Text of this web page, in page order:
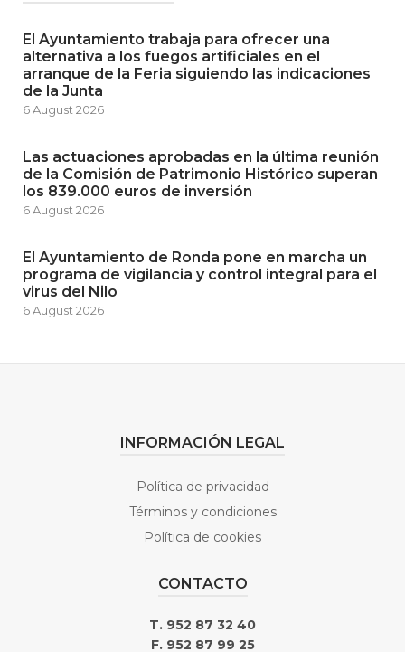
El Ayuntamiento trabaja para ofrecer una
alternativa a los fuegos artificiales en el
arranque de la Feria siguiendo las indicaciones
de la Junta
6 August 2026
Las actuaciones aprobadas en la última reunión
de la Comisión de Patrimonio Histórico superan
los 839.000 euros de inversión
6 August 2026
El Ayuntamiento de Ronda pone en marcha un
programa de vigilancia y control integral para el
virus del Nilo
6 August 2026
INFORMACIÓN LEGAL
Política de privacidad
Términos y condiciones
Política de cookies
CONTACTO
T. 952 87 32 40
F. 952 87 99 25